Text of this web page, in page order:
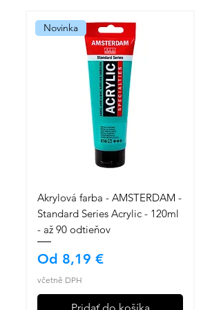
Novinka
Akrylová farba - AMSTERDAM -
Standard Series Acrylic - 120ml
- až 90 odtieňov
Od 8,19 €
Zvýhodněná cena
včetně DPH